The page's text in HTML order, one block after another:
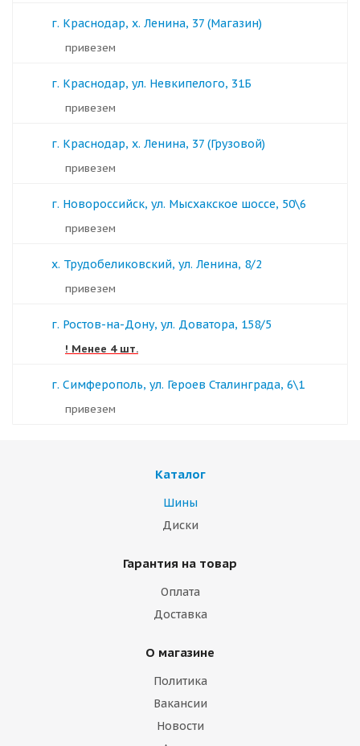
г. Краснодар, х. Ленина, 37 (Магазин)
Привезем
г. Краснодар, ул. Невкипелого, 31Б
Привезем
г. Краснодар, х. Ленина, 37 (Грузовой)
Привезем
г. Новороссийск, ул. Мысхакское шоссе, 50\6
Привезем
х. Трудобеликовский, ул. Ленина, 8/2
Привезем
г. Ростов-на-Дону, ул. Доватора, 158/5
! Менее 4 шт.
г. Симферополь, ул. Героев Сталинграда, 6\1
Привезем
Каталог
Шины
Диски
Гарантия на товар
Оплата
Доставка
О магазине
Политика
Вакансии
Новости